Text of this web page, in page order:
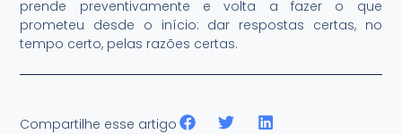
prende preventivamente e volta a fazer o que
prometeu desde o início: dar respostas certas, no
tempo certo, pelas razões certas.
Compartilhe esse artigo